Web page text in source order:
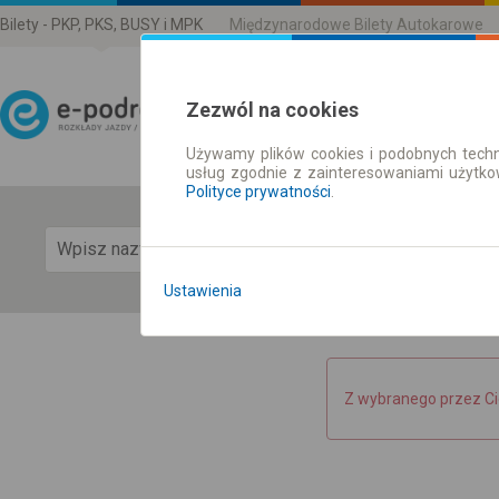
Bilety - PKP, PKS, BUSY i MPK Międzynarodowe Bilety Autokarowe
Rozkład Jazdy | Bilety
Z wybranego przez
Zezwól na cookies
Używamy plików cookies i podobnych
usług zgodnie z zainteresowaniami
Polityce prywatności
Ustawienia